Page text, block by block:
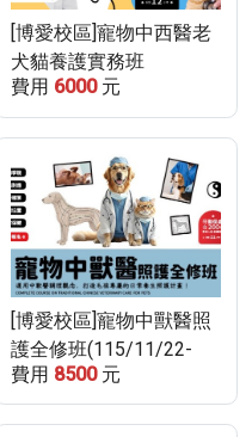
[博愛校區]寵物中西醫老
犬貓養護實務班
(115/10/31-115/11/7)
費用 6000 元
[博愛校區]寵物中獸醫照
護全修班(115/11/22-
115/12/13)
費用 8500 元